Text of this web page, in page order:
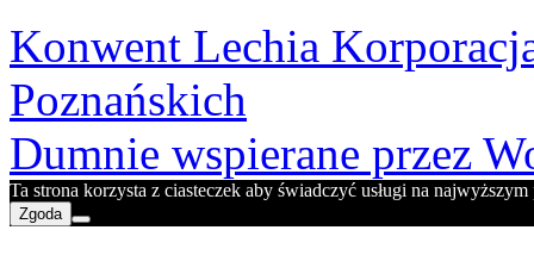
Konwent Lechia
Poznańskich
Dumnie wspierane przez
Ta strona korzysta z ciasteczek aby świadczyć usługi na
Zgoda